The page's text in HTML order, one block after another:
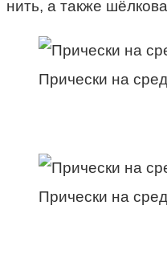
нить, а также шё
Прически на
Прически на